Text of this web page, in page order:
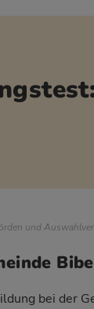
und
bei der